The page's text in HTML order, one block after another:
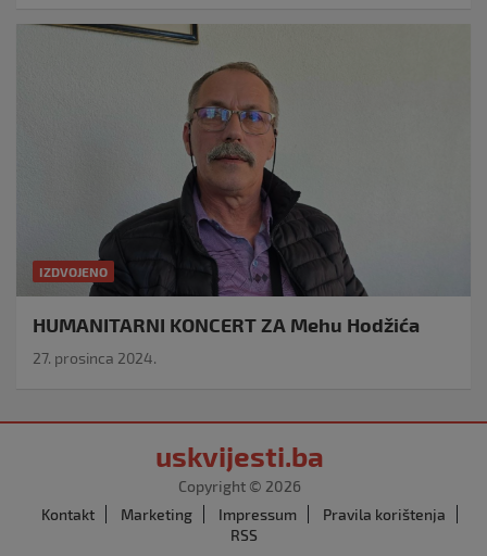
IZDVOJENO
HUMANITARNI KONCERT ZA Mehu Hodžića
27. prosinca 2024.
uskvijesti.ba
Copyright © 2026
Kontakt
Marketing Impressum
Pravila korištenja
RSS